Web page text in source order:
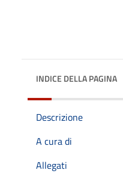
INDICE DELLA PAGINA
Descrizione
A cura di
Allegati